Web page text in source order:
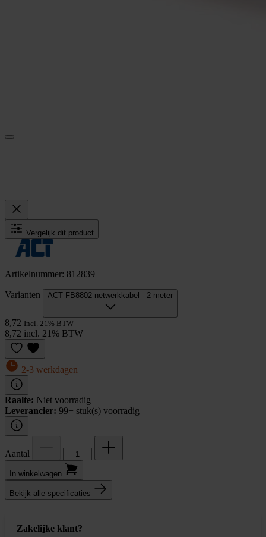
Vergelijk dit product
Artikelnummer: 812839
Varianten ACT FB8802 netwerkkabel - 2 meter
8,72 Incl. 21% BTW
8,72 incl. 21% BTW
2-3 werkdagen
Raalte: Niet voorradig
Leverancier: 99+ stuk(s) voorradig
Aantal
In winkel­wagen
Bekijk alle specificaties
Zakelijke klant?